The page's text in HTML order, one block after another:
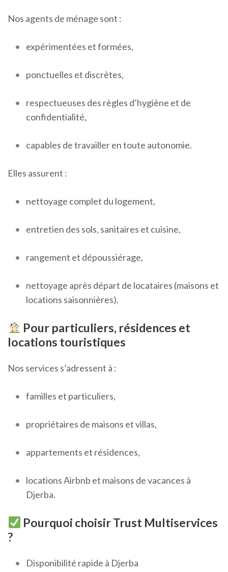
Nos agents de ménage sont :
expérimentées et formées,
ponctuelles et discrètes,
respectueuses des règles d’hygiène et de
confidentialité,
capables de travailler en toute autonomie.
Elles assurent :
nettoyage complet du logement,
entretien des sols, sanitaires et cuisine,
rangement et dépoussiérage,
nettoyage après départ de locataires (maisons et
locations saisonnières).
Pour particuliers, résidences et
locations touristiques
Nos services s’adressent à :
familles et particuliers,
propriétaires de maisons et villas,
appartements et résidences,
locations Airbnb et maisons de vacances à
Djerba.
Pourquoi choisir Trust Multiservices
?
Disponibilité rapide à Djerba